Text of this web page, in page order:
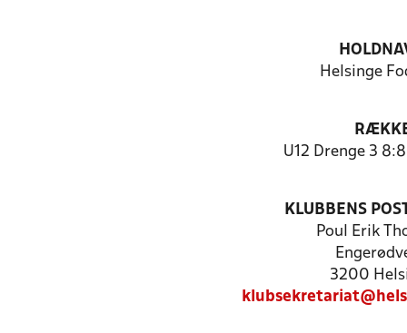
Helsinge
U12 Drenge 3
KLUBBENS
Poul Erik
3200